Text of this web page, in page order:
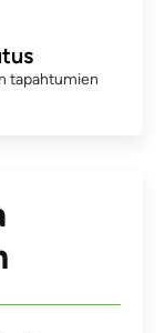
tapahtumien